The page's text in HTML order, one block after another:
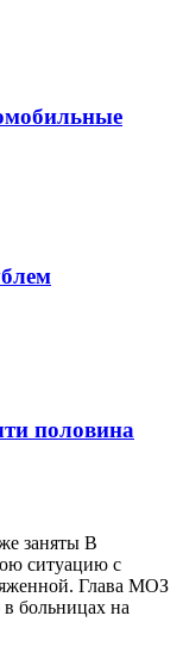
половина
заняты В
ситуацию с
Глава МОЗ
больницах на